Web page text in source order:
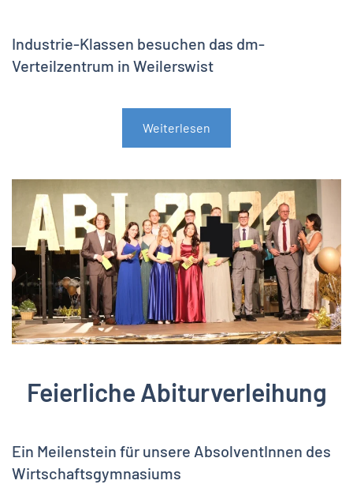
Industrie-Klassen besuchen das dm-
Verteilzentrum in Weilerswist
Weiterlesen
Feierliche Abiturverleihung
Ein Meilenstein für unsere AbsolventInnen des
Wirtschaftsgymnasiums